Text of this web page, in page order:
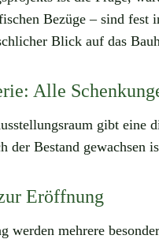
Bezüge – sind fest
Blick auf das
Alle
gibt eine
Bestand gewachsen
Eröffnung
werden mehrere